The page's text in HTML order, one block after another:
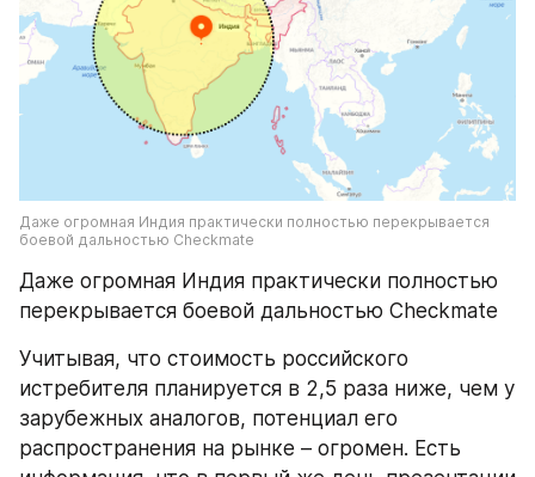
Даже огромная Индия практически полностью перекрывается
боевой дальностью Checkmate
Даже огромная Индия практически полностью
перекрывается боевой дальностью Checkmate
Учитывая, что стоимость российского
истребителя планируется в 2,5 раза ниже, чем у
зарубежных аналогов, потенциал его
распространения на рынке – огромен. Есть